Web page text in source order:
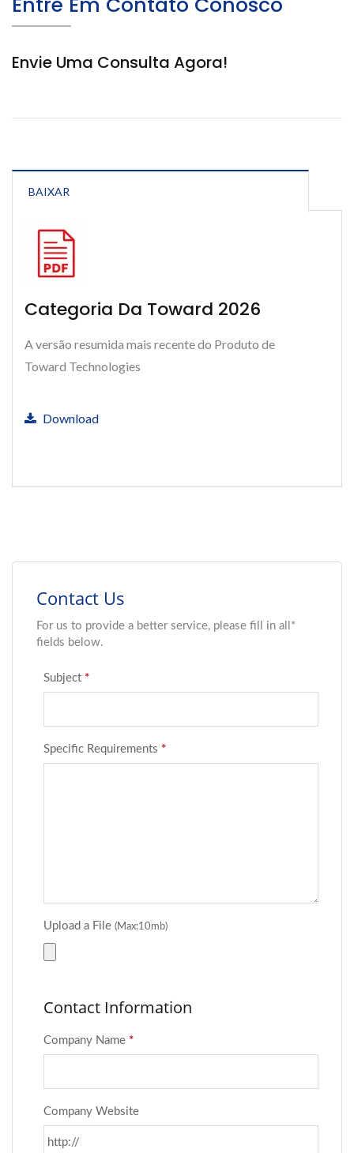
Envie Uma Consulta Agora!
BAIXAR
Categoria Da Toward 2026
A versão resumida mais recente do Produto de
Toward Technologies
Download